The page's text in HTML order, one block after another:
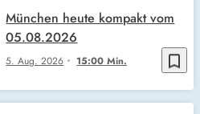
bookmark_border
5. Aug. 2026 15:00 Min.
München heute kompakt vom
05.08.2026